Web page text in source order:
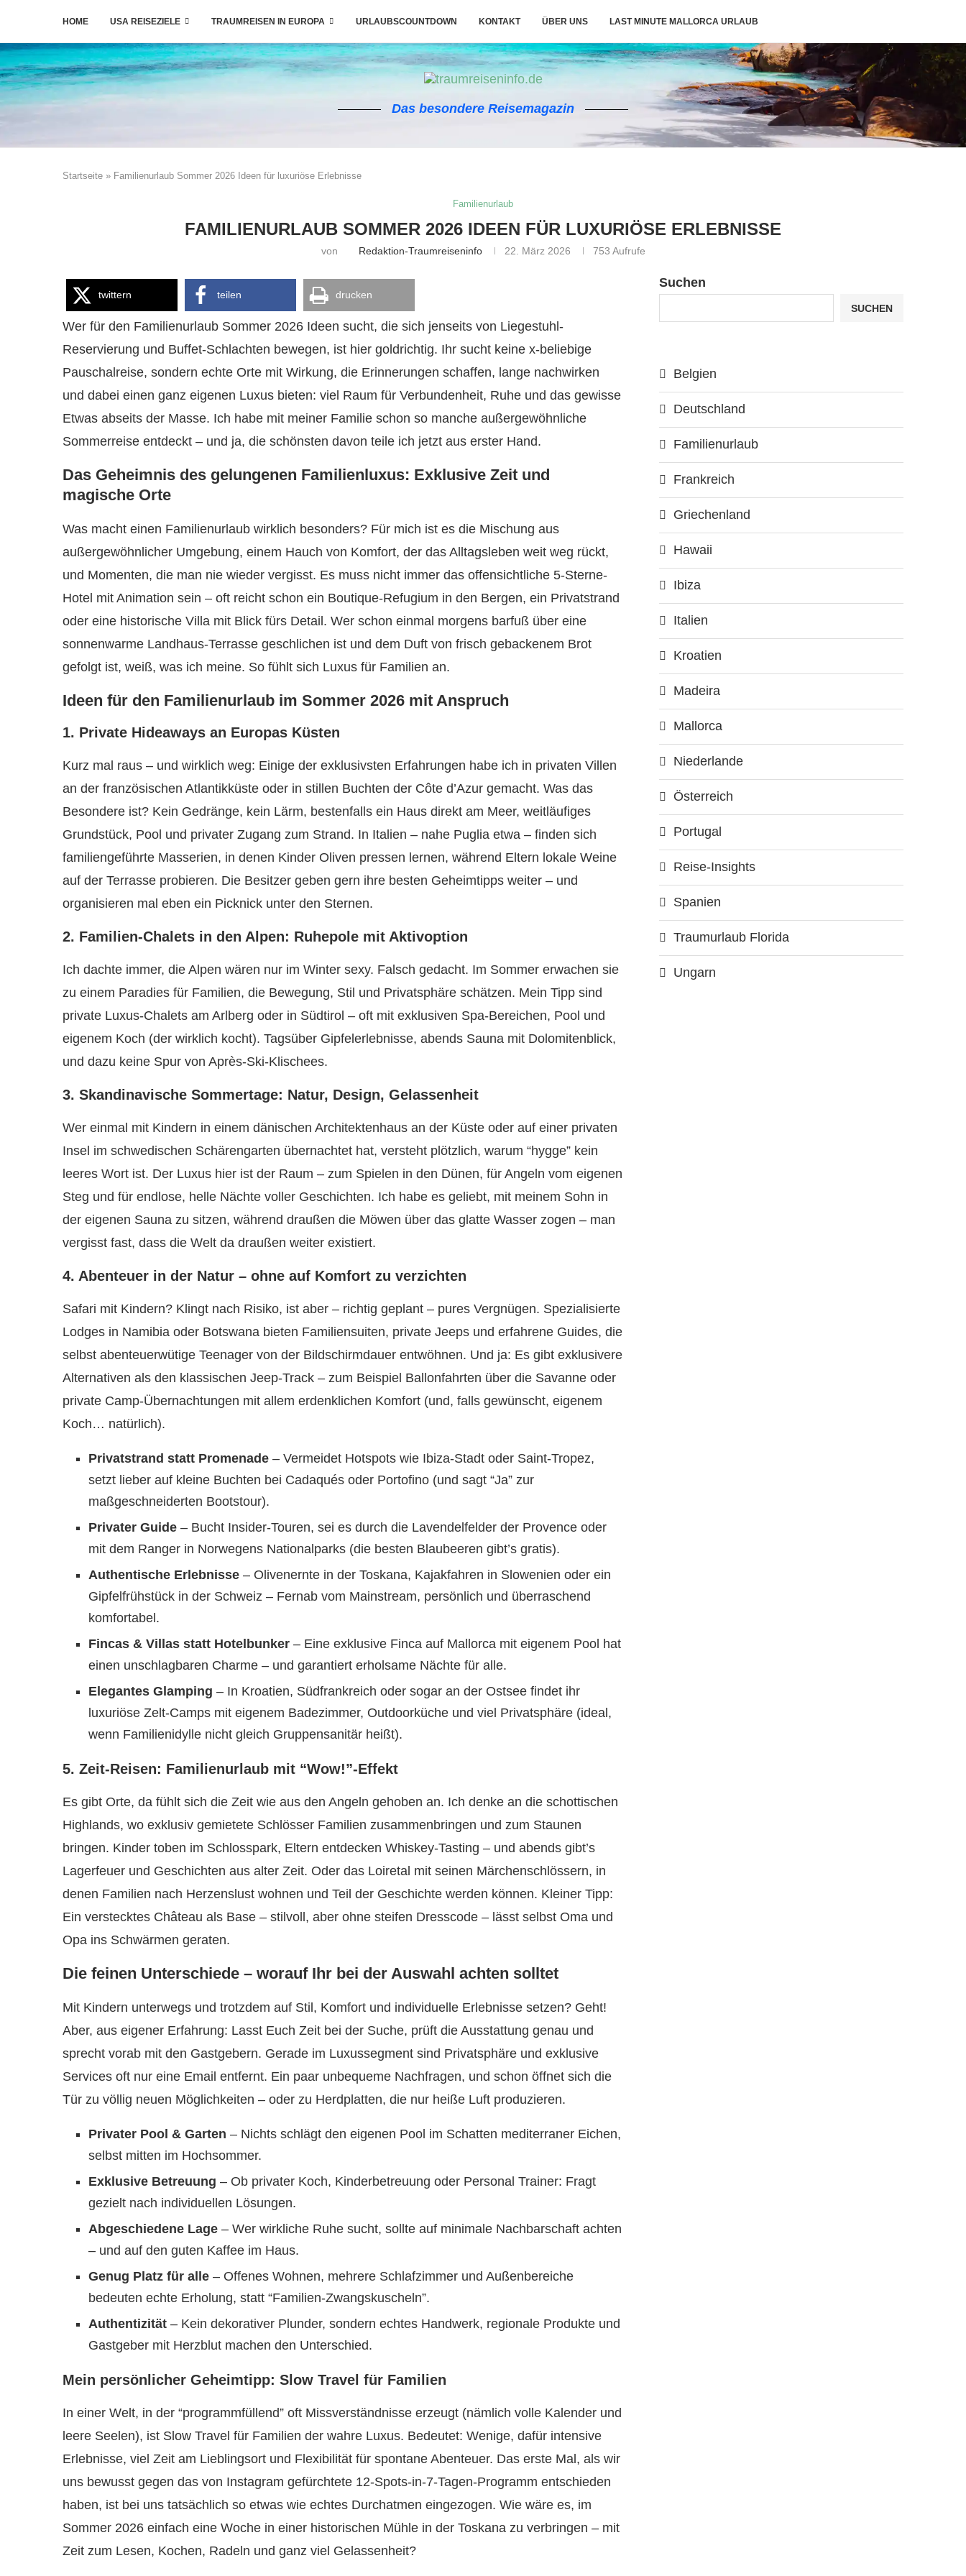
HOME USA REISEZIELE TRAUMREISEN IN EUROPA URLAUBSCOUNTDOWN KONTAKT ÜBER UNS LAST MINUTE MALLORCA URLAUB
Das besondere Reisemagazin
Startseite » Familienurlaub Sommer 2026 Ideen für luxuriöse Erlebnisse
Familienurlaub
FAMILIENURLAUB SOMMER 2026 IDEEN FÜR LUXURIÖSE ERLEBNISSE
von Redaktion-Traumreiseninfo 22. März 2026 753 Aufrufe
twittern teilen drucken
Wer für den Familienurlaub Sommer 2026 Ideen sucht, die sich jenseits von Liegestuhl-
Reservierung und Buffet-Schlachten bewegen, ist hier goldrichtig. Ihr sucht keine x-beliebige
Pauschalreise, sondern echte Orte mit Wirkung, die Erinnerungen schaffen, lange nachwirken
und dabei einen ganz eigenen Luxus bieten: viel Raum für Verbundenheit, Ruhe und das gewisse
Etwas abseits der Masse. Ich habe mit meiner Familie schon so manche außergewöhnliche
Sommerreise entdeckt – und ja, die schönsten davon teile ich jetzt aus erster Hand.
Das Geheimnis des gelungenen Familienluxus: Exklusive Zeit und
magische Orte
Was macht einen Familienurlaub wirklich besonders? Für mich ist es die Mischung aus
außergewöhnlicher Umgebung, einem Hauch von Komfort, der das Alltagsleben weit weg rückt,
und Momenten, die man nie wieder vergisst. Es muss nicht immer das offensichtliche 5-Sterne-
Hotel mit Animation sein – oft reicht schon ein Boutique-Refugium in den Bergen, ein Privatstrand
oder eine historische Villa mit Blick fürs Detail. Wer schon einmal morgens barfuß über eine
sonnenwarme Landhaus-Terrasse geschlichen ist und dem Duft von frisch gebackenem Brot
gefolgt ist, weiß, was ich meine. So fühlt sich Luxus für Familien an.
Ideen für den Familienurlaub im Sommer 2026 mit Anspruch
1. Private Hideaways an Europas Küsten
Kurz mal raus – und wirklich weg: Einige der exklusivsten Erfahrungen habe ich in privaten Villen
an der französischen Atlantikküste oder in stillen Buchten der Côte d’Azur gemacht. Was das
Besondere ist? Kein Gedränge, kein Lärm, bestenfalls ein Haus direkt am Meer, weitläufiges
Grundstück, Pool und privater Zugang zum Strand. In Italien – nahe Puglia etwa – finden sich
familiengeführte Masserien, in denen Kinder Oliven pressen lernen, während Eltern lokale Weine
auf der Terrasse probieren. Die Besitzer geben gern ihre besten Geheimtipps weiter – und
organisieren mal eben ein Picknick unter den Sternen.
2. Familien-Chalets in den Alpen: Ruhepole mit Aktivoption
Ich dachte immer, die Alpen wären nur im Winter sexy. Falsch gedacht. Im Sommer erwachen sie
zu einem Paradies für Familien, die Bewegung, Stil und Privatsphäre schätzen. Mein Tipp sind
private Luxus-Chalets am Arlberg oder in Südtirol – oft mit exklusiven Spa-Bereichen, Pool und
eigenem Koch (der wirklich kocht). Tagsüber Gipfelerlebnisse, abends Sauna mit Dolomitenblick,
und dazu keine Spur von Après-Ski-Klischees.
3. Skandinavische Sommertage: Natur, Design, Gelassenheit
Wer einmal mit Kindern in einem dänischen Architektenhaus an der Küste oder auf einer privaten
Insel im schwedischen Schärengarten übernachtet hat, versteht plötzlich, warum “hygge” kein
leeres Wort ist. Der Luxus hier ist der Raum – zum Spielen in den Dünen, für Angeln vom eigenen
Steg und für endlose, helle Nächte voller Geschichten. Ich habe es geliebt, mit meinem Sohn in
der eigenen Sauna zu sitzen, während draußen die Möwen über das glatte Wasser zogen – man
vergisst fast, dass die Welt da draußen weiter existiert.
4. Abenteuer in der Natur – ohne auf Komfort zu verzichten
Safari mit Kindern? Klingt nach Risiko, ist aber – richtig geplant – pures Vergnügen. Spezialisierte
Lodges in Namibia oder Botswana bieten Familiensuiten, private Jeeps und erfahrene Guides, die
selbst abenteuerwütige Teenager von der Bildschirmdauer entwöhnen. Und ja: Es gibt exklusivere
Alternativen als den klassischen Jeep-Track – zum Beispiel Ballonfahrten über die Savanne oder
private Camp-Übernachtungen mit allem erdenklichen Komfort (und, falls gewünscht, eigenem
Koch… natürlich).
Privatstrand statt Promenade – Vermeidet Hotspots wie Ibiza-Stadt oder Saint-Tropez,
setzt lieber auf kleine Buchten bei Cadaqués oder Portofino (und sagt “Ja” zur
maßgeschneiderten Bootstour).
Privater Guide – Bucht Insider-Touren, sei es durch die Lavendelfelder der Provence oder
mit dem Ranger in Norwegens Nationalparks (die besten Blaubeeren gibt’s gratis).
Authentische Erlebnisse – Olivenernte in der Toskana, Kajakfahren in Slowenien oder ein
Gipfelfrühstück in der Schweiz – Fernab vom Mainstream, persönlich und überraschend
komfortabel.
Fincas & Villas statt Hotelbunker – Eine exklusive Finca auf Mallorca mit eigenem Pool hat
einen unschlagbaren Charme – und garantiert erholsame Nächte für alle.
Elegantes Glamping – In Kroatien, Südfrankreich oder sogar an der Ostsee findet ihr
luxuriöse Zelt-Camps mit eigenem Badezimmer, Outdoorküche und viel Privatsphäre (ideal,
wenn Familienidylle nicht gleich Gruppensanitär heißt).
5. Zeit-Reisen: Familienurlaub mit “Wow!”-Effekt
Es gibt Orte, da fühlt sich die Zeit wie aus den Angeln gehoben an. Ich denke an die schottischen
Highlands, wo exklusiv gemietete Schlösser Familien zusammenbringen und zum Staunen
bringen. Kinder toben im Schlosspark, Eltern entdecken Whiskey-Tasting – und abends gibt’s
Lagerfeuer und Geschichten aus alter Zeit. Oder das Loiretal mit seinen Märchenschlössern, in
denen Familien nach Herzenslust wohnen und Teil der Geschichte werden können. Kleiner Tipp:
Ein verstecktes Château als Base – stilvoll, aber ohne steifen Dresscode – lässt selbst Oma und
Opa ins Schwärmen geraten.
Die feinen Unterschiede – worauf Ihr bei der Auswahl achten solltet
Mit Kindern unterwegs und trotzdem auf Stil, Komfort und individuelle Erlebnisse setzen? Geht!
Aber, aus eigener Erfahrung: Lasst Euch Zeit bei der Suche, prüft die Ausstattung genau und
sprecht vorab mit den Gastgebern. Gerade im Luxussegment sind Privatsphäre und exklusive
Services oft nur eine Email entfernt. Ein paar unbequeme Nachfragen, und schon öffnet sich die
Tür zu völlig neuen Möglichkeiten – oder zu Herdplatten, die nur heiße Luft produzieren.
Privater Pool & Garten – Nichts schlägt den eigenen Pool im Schatten mediterraner Eichen,
selbst mitten im Hochsommer.
Exklusive Betreuung – Ob privater Koch, Kinderbetreuung oder Personal Trainer: Fragt
gezielt nach individuellen Lösungen.
Abgeschiedene Lage – Wer wirkliche Ruhe sucht, sollte auf minimale Nachbarschaft achten
– und auf den guten Kaffee im Haus.
Genug Platz für alle – Offenes Wohnen, mehrere Schlafzimmer und Außenbereiche
bedeuten echte Erholung, statt “Familien-Zwangskuscheln”.
Authentizität – Kein dekorativer Plunder, sondern echtes Handwerk, regionale Produkte und
Gastgeber mit Herzblut machen den Unterschied.
Mein persönlicher Geheimtipp: Slow Travel für Familien
In einer Welt, in der “programmfüllend” oft Missverständnisse erzeugt (nämlich volle Kalender und
leere Seelen), ist Slow Travel für Familien der wahre Luxus. Bedeutet: Wenige, dafür intensive
Erlebnisse, viel Zeit am Lieblingsort und Flexibilität für spontane Abenteuer. Das erste Mal, als wir
uns bewusst gegen das von Instagram gefürchtete 12-Spots-in-7-Tagen-Programm entschieden
haben, ist bei uns tatsächlich so etwas wie echtes Durchatmen eingezogen. Wie wäre es, im
Sommer 2026 einfach eine Woche in einer historischen Mühle in der Toskana zu verbringen – mit
Zeit zum Lesen, Kochen, Radeln und ganz viel Gelassenheit?
Suchen
SUCHEN
Belgien
Deutschland
Familienurlaub
Frankreich
Griechenland
Hawaii
Ibiza
Italien
Kroatien
Madeira
Mallorca
Niederlande
Österreich
Portugal
Reise-Insights
Spanien
Traumurlaub Florida
Ungarn